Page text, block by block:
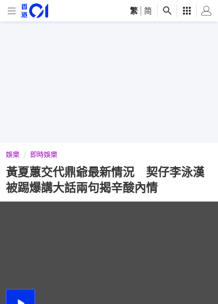
繁 简
娛樂 即時娛樂
黃夏蕙交代鼎爺最新情況 契仔李泳漢
被踢爆講大話兩句揭辛酸內情